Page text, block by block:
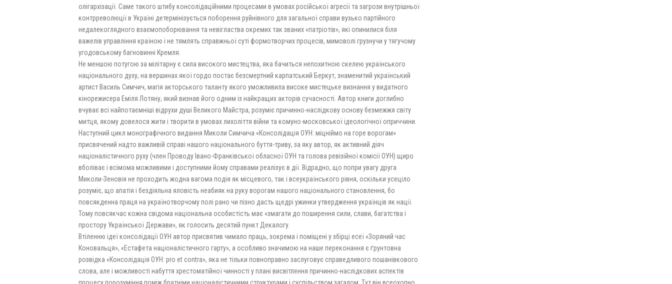
олігархізації. Саме такого штибу консолідаційними процесами в умовах російської агресії та загрози внутрішньої
контрреволюції в Україні детермінізується поборення руйнівного для загальної справи вузько партійного
недалекоглядного взаємопоборювання та невігластва окремих так званих «патріотів», які опинилися біля
важелів управління країною і не тямлять справжньої суті формотворчих процесів, мимоволі грузнучи у тягучому
угодовському багновинні Кремля.
Не меншою потугою за мілітарну є сила високого мистецтва, яка бачиться непохитною скелею українського
національного духу, на вершинах якої гордо постає безсмертний карпатський Беркут, знаменитий український
артист Василь Симчич, магія акторського таланту якого уможливила високе мистецьке визнання у видатного
кінорежисера Еміля Лотяну, який визнав його одним із найкращих акторів сучасності. Автор книги доглибно
вчуває всі найпотаємніші відрухи душі Великого Майстра, розуміє причинно-наслідкову основу безмежжя світу
митця, якому довелося жити і творити в умовах лихоліття війни та комуно-московської ідеологічної оприччини.
Наступний цикл монографічного видання Миколи Симчича «Консолідація ОУН: міцніймо на горе ворогам»
присвячений надто важливій справі нашого національного буття-триву, за яку автор, як активний діяч
націоналістичного руху (член Проводу Івано-Франківської обласної ОУН та голова ревізійної комісії ОУН) щиро
вболіває і всімома можливими і доступними йому справами реалізує в дії. Відрадно, що попри увагу друга
Миколи-Зеновія не проходить жодна вагома подія як місцевого, так і всеукраїнського рівня, оскільки усеціло
розуміє, що апатія і бездіяльна яловість неабияк на руку ворогам нашого національного становлення, бо
повсякденна праця на українотворчому полі рано чи пізно дасть щедрі ужинки утвердження українців як нації.
Тому повсякчас кожна свідома національна особистість має «змагати до поширення сили, слави, багатства і
простору Української Держави», як голосить десятий пункт Декалогу.
Втіленню ідеї консолідації ОУН автор присвятив чимало праць, зокрема і поміщені у збірці есеї «Зоряний час
Коновальця», «Естафета націоналістичного гарту», а особливо значимою на наше переконання є ґрунтовна
розвідка «Консолідація ОУН: pro et contra», яка не тільки повноправно заслуговує справедливого пошанівкового
слова, але і можливості набуття хрестоматійної чинності у плані висвітлення причинно-наслідкових аспектів